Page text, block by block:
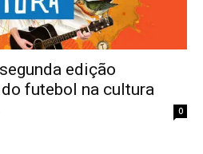
edição
futebol na cultura
0